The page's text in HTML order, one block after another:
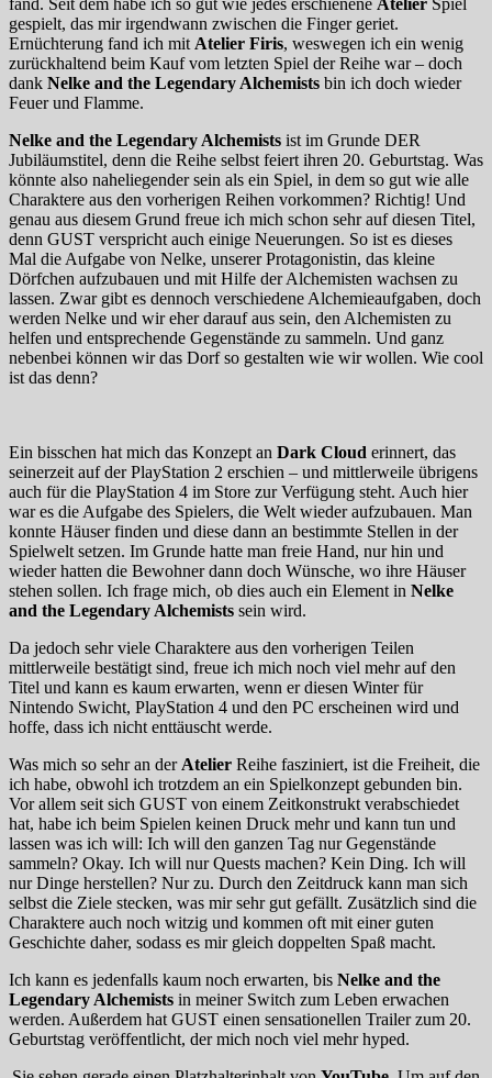
fand. Seit dem habe ich so gut wie jedes erschienene Atelier Spiel
gespielt, das mir irgendwann zwischen die Finger geriet.
Ernüchterung fand ich mit Atelier Firis, weswegen ich ein wenig
zurückhaltend beim Kauf vom letzten Spiel der Reihe war – doch
dank Nelke and the Legendary Alchemists bin ich doch wieder
Feuer und Flamme.
Nelke and the Legendary Alchemists ist im Grunde DER
Jubiläumstitel, denn die Reihe selbst feiert ihren 20. Geburtstag. Was
könnte also naheliegender sein als ein Spiel, in dem so gut wie alle
Charaktere aus den vorherigen Reihen vorkommen? Richtig! Und
genau aus diesem Grund freue ich mich schon sehr auf diesen Titel,
denn GUST verspricht auch einige Neuerungen. So ist es dieses
Mal die Aufgabe von Nelke, unserer Protagonistin, das kleine
Dörfchen aufzubauen und mit Hilfe der Alchemisten wachsen zu
lassen. Zwar gibt es dennoch verschiedene Alchemieaufgaben, doch
werden Nelke und wir eher darauf aus sein, den Alchemisten zu
helfen und entsprechende Gegenstände zu sammeln. Und ganz
nebenbei können wir das Dorf so gestalten wie wir wollen. Wie cool
ist das denn?
Ein bisschen hat mich das Konzept an Dark Cloud erinnert, das
seinerzeit auf der PlayStation 2 erschien – und mittlerweile übrigens
auch für die PlayStation 4 im Store zur Verfügung steht. Auch hier
war es die Aufgabe des Spielers, die Welt wieder aufzubauen. Man
konnte Häuser finden und diese dann an bestimmte Stellen in der
Spielwelt setzen. Im Grunde hatte man freie Hand, nur hin und
wieder hatten die Bewohner dann doch Wünsche, wo ihre Häuser
stehen sollen. Ich frage mich, ob dies auch ein Element in Nelke
and the Legendary Alchemists sein wird.
Da jedoch sehr viele Charaktere aus den vorherigen Teilen
mittlerweile bestätigt sind, freue ich mich noch viel mehr auf den
Titel und kann es kaum erwarten, wenn er diesen Winter für
Nintendo Swicht, PlayStation 4 und den PC erscheinen wird und
hoffe, dass ich nicht enttäuscht werde.
Was mich so sehr an der Atelier Reihe fasziniert, ist die Freiheit, die
ich habe, obwohl ich trotzdem an ein Spielkonzept gebunden bin.
Vor allem seit sich GUST von einem Zeitkonstrukt verabschiedet
hat, habe ich beim Spielen keinen Druck mehr und kann tun und
lassen was ich will: Ich will den ganzen Tag nur Gegenstände
sammeln? Okay. Ich will nur Quests machen? Kein Ding. Ich will
nur Dinge herstellen? Nur zu. Durch den Zeitdruck kann man sich
selbst die Ziele stecken, was mir sehr gut gefällt. Zusätzlich sind die
Charaktere auch noch witzig und kommen oft mit einer guten
Geschichte daher, sodass es mir gleich doppelten Spaß macht.
Ich kann es jedenfalls kaum noch erwarten, bis Nelke and the
Legendary Alchemists in meiner Switch zum Leben erwachen
werden. Außerdem hat GUST einen sensationellen Trailer zum 20.
Geburtstag veröffentlicht, der mich noch viel mehr hyped.